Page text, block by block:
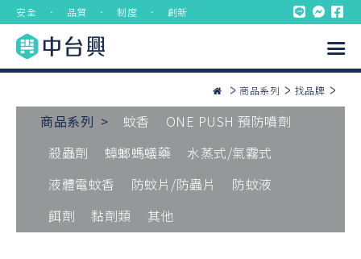
安全 ． 品質 ． 制度 ． 創新
商品系列 找品牌
商品系列 > 蚊香
ONE PUSH 預防噴劑
殺蟲劑
蟑螂螞蟻藥
水蒸式/氣霧式
液體電蚊香
防蚊片/防蟲片
防蚊液
餌劑
黏劑類 其他